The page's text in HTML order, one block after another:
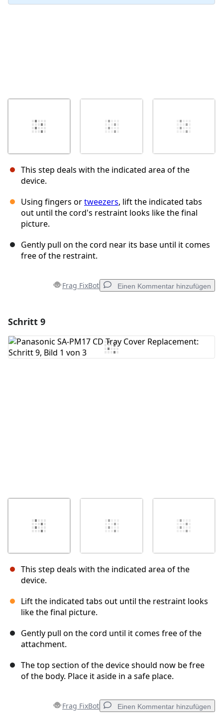
This step deals with the indicated area of the
device.
Using fingers ortweezers, lift the indicated tabs
out until the cord's restraint looks like the final
picture.
Gently pull on the cord near its base until it comes
free of the restraint.
Frag FixBot Einen Kommentar hinzufügen
Kommentar hinzufügen
Schritt 9
This step deals with the indicated area of the
device.
Lift the indicated tabs out until the restraint looks
like the final picture.
Gently pull on the cord until it comes free of the
attachment.
The top section of the device should now be free
of the body. Place it aside in a safe place.
Frag FixBot Einen Kommentar hinzufügen